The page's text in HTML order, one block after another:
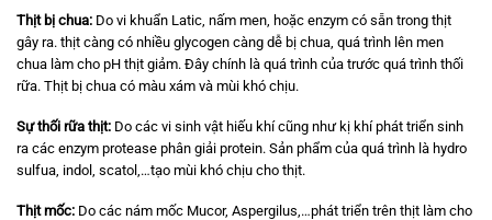
Thịt bị chua: Do vi khuẩn Latic, nấm men, hoặc enzym có sẵn trong thịt
gây ra. thịt càng có nhiều glycogen càng dễ bị chua, quá trình lên men
chua làm cho pH thịt giảm. Đây chính là quá trình của trước quá trình thối
rữa. Thịt bị chua có màu xám và mùi khó chịu.
Sự thối rữa thịt: Do các vi sinh vật hiếu khí cũng như kị khí phát triển sinh
ra các enzym protease phân giải protein. Sản phẩm của quá trình là hydro
sulfua, indol, scatol,…tạo mùi khó chịu cho thịt.
Thịt mốc: Do các nám mốc Mucor, Aspergilus,…phát triển trên thịt làm cho